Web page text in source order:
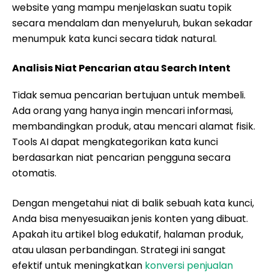
website yang mampu menjelaskan suatu topik
secara mendalam dan menyeluruh, bukan sekadar
menumpuk kata kunci secara tidak natural.
Analisis Niat Pencarian atau Search Intent
Tidak semua pencarian bertujuan untuk membeli.
Ada orang yang hanya ingin mencari informasi,
membandingkan produk, atau mencari alamat fisik.
Tools AI dapat mengkategorikan kata kunci
berdasarkan niat pencarian pengguna secara
otomatis.
Dengan mengetahui niat di balik sebuah kata kunci,
Anda bisa menyesuaikan jenis konten yang dibuat.
Apakah itu artikel blog edukatif, halaman produk,
atau ulasan perbandingan. Strategi ini sangat
efektif untuk meningkatkan konversi penjualan